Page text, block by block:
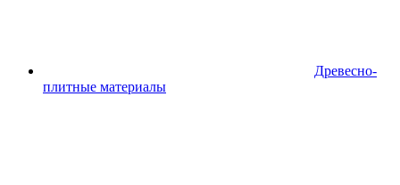
Древесно-
плитные материалы